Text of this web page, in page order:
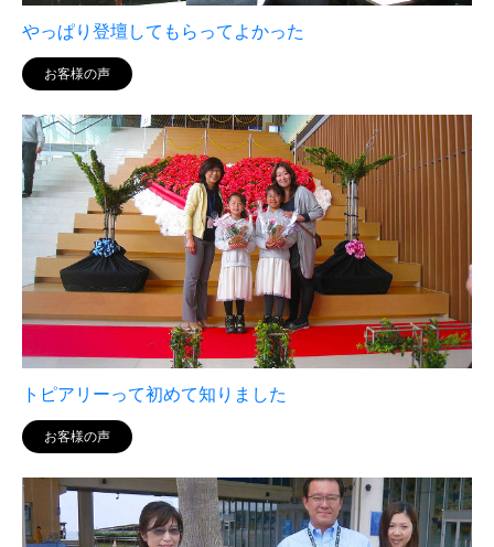
やっぱり登壇してもらってよかった
お客様の声
トピアリーって初めて知りました
お客様の声